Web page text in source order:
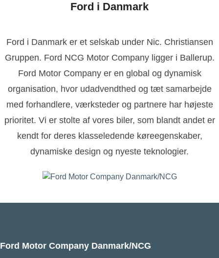
Ford i Danmark
Ford i Danmark er et selskab under Nic. Christiansen
Gruppen. Ford NCG Motor Company ligger i Ballerup.
Ford Motor Company er en global og dynamisk
organisation, hvor udadvendthed og tæt samarbejde
med forhandlere, værksteder og partnere har højeste
prioritet. Vi er stolte af vores biler, som blandt andet er
kendt for deres klasseledende køreegenskaber,
dynamiske design og nyeste teknologier.
Ford Motor Company Danmark/NCG